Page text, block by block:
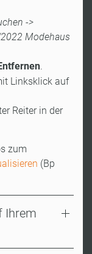
->
Modehaus
.
Linksklick auf
Reiter in der
zum
(Bp
Ihrem